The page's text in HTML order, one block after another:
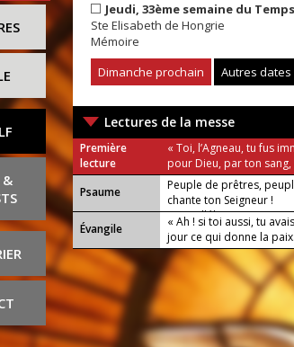
&
Jeudi, 33ème semaine du
Ste Elisabeth de Hongrie
Mémoire
Dimanche prochain
Autres dates
Lectures de la messe
Première
lecture
« Toi, l’Agneau, tu fus
pour Dieu, par ton sang,
Psaume
Peuple de prêtres,
chante ton Seigneur !
ou Alléluia !
Évangile
« Ah ! si toi aussi, tu
jour ce qui donne la